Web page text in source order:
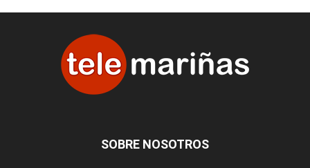
SOBRE NOSOTROS